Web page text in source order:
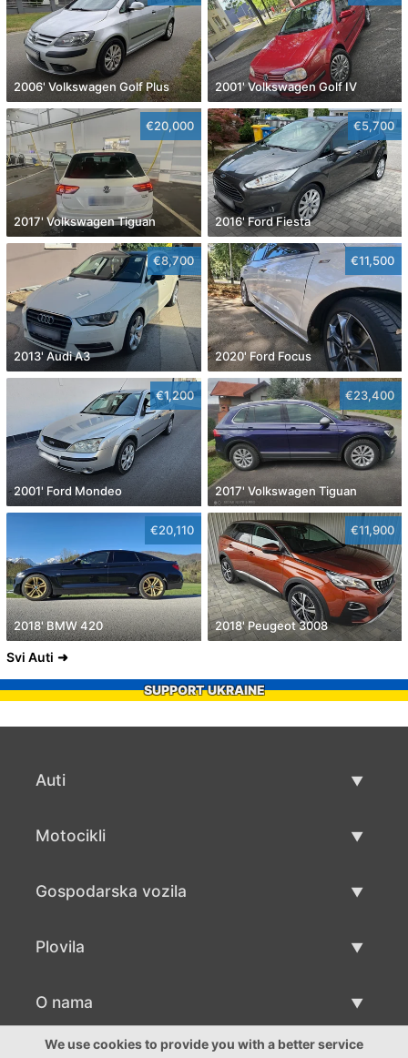
2006' Volkswagen Golf Plus 2001' Volkswagen Golf IV
€20,000
2017' Volkswagen Tiguan
€5,700
2016' Ford Fiesta
€8,700
2013' Audi A3
€11,500
2020' Ford Focus
€1,200
2001' Ford Mondeo
€23,400
2017' Volkswagen Tiguan
€20,110
2018' BMW 420
€11,900
2018' Peugeot 3008
Svi Auti
SUPPORT UKRAINE
Auti
Motocikli
Gospodarska vozila
Plovila
Prodaja plovila
O nama
O nama
We use cookies to provide you with a better service